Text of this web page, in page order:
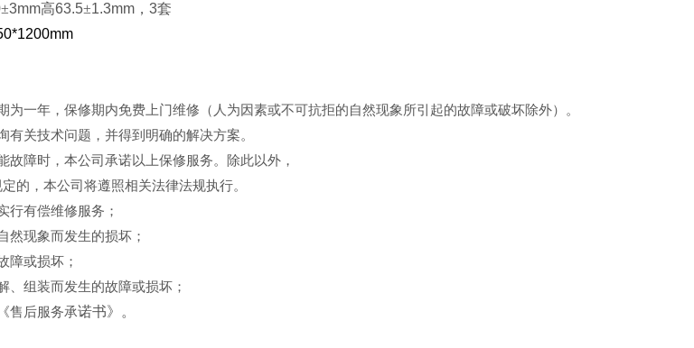
±3mm高63.5±1.3mm ， 3套
为一年，保修期内免费上门维修（人为因素或不可抗拒的自然现象所引起的故障或破坏除外）。
有关技术问题，并得到明确的解决方案。
故障时，本公司承诺以上保修服务。除此以外，
的，本公司将遵照相关法律法规执行。
行有偿维修服务；
然现象而发生的损坏；
障或损坏；
、组装而发生的故障或损坏；
售后服务承诺书》。